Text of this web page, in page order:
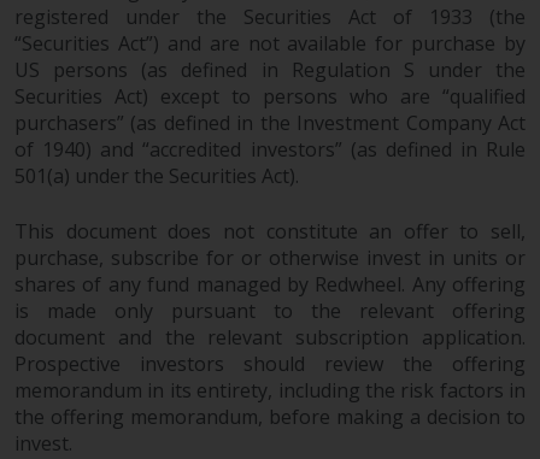
registered under the Securities Act of 1933 (the
“Securities Act”) and are not available for purchase by
US persons (as defined in Regulation S under the
Securities Act) except to persons who are “qualified
purchasers” (as defined in the Investment Company Act
of 1940) and “accredited investors” (as defined in Rule
501(a) under the Securities Act).
This document does not constitute an offer to sell,
purchase, subscribe for or otherwise invest in units or
shares of any fund managed by Redwheel. Any offering
is made only pursuant to the relevant offering
document and the relevant subscription application.
Prospective investors should review the offering
memorandum in its entirety, including the risk factors in
the offering memorandum, before making a decision to
invest.